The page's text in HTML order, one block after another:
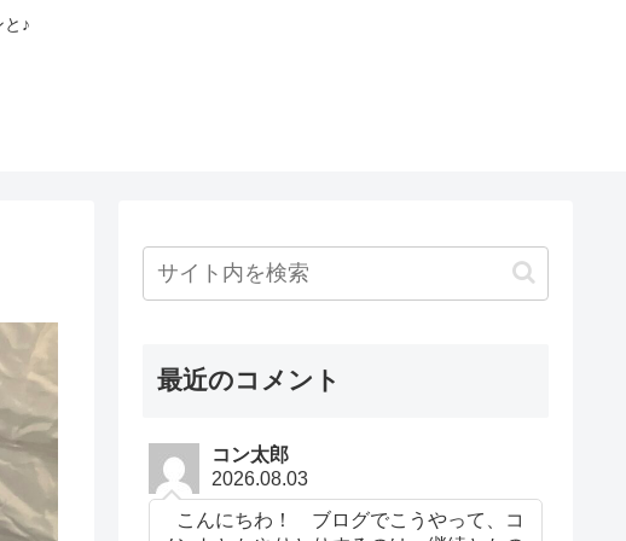
♪
最近のコメント
コン太郎
2026.08.03
こんにちわ！ ブログでこうやって、コ